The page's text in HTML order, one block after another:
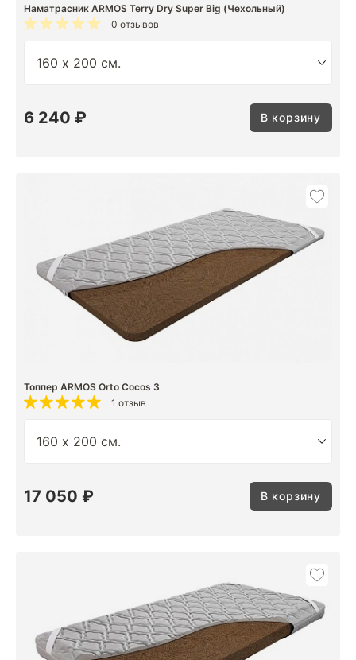
Наматрасник ARMOS Terry Dry Super Big (Чехольный)
0 отзывов
6 240 ₽ В корзину
Топпер ARMOS Orto Cocos 3
1 отзыв
17 050 ₽ В корзину